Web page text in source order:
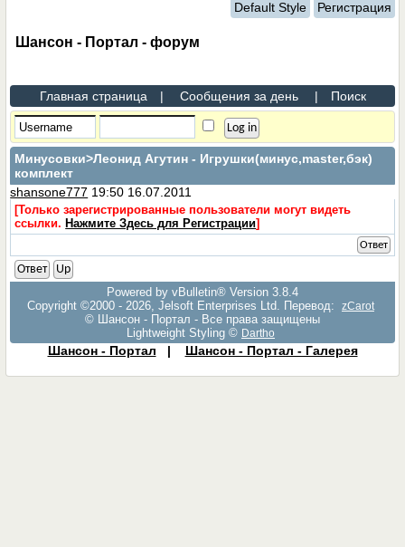
Default Style Регистрация
Шансон - Портал - форум
Главная страница | Сообщения за день | Поиск
Минусовки>Леонид Агутин - Игрушки(минус,master,бэк)
комплект
shansone777 19:50 16.07.2011
[Только зарегистрированные пользователи могут видеть
ссылки. Нажмите Здесь для Регистрации]
Ответ
Ответ
Up
Powered by vBulletin® Version 3.8.4
Copyright ©2000 - 2026, Jelsoft Enterprises Ltd. Перевод:
zCarot
© Шансон - Портал - Все права защищены
Lightweight Styling © Dartho
Шансон - Портал | Шансон - Портал - Галерея